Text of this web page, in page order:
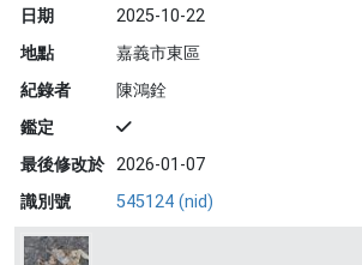
日期
2025-10-22
地點
嘉義市東區
紀錄者
陳鴻銓
鑑定
最後修改於 2026-01-07
識別號
545124 (nid)